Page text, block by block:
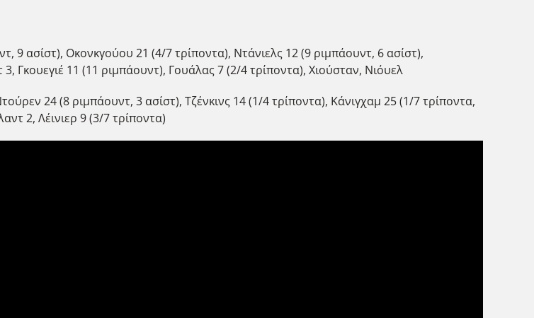
9 ασίστ), Οκονκγούου 21 (4/7 τρίποντα), Ντάνιελς 12 (9 ριμπάουντ, 6 ασίστ),
Γκουεγιέ 11 (11 ριμπάουντ), Γουάλας 7 (2/4 τρίποντα), Χιούσταν, Νιόυελ
24 (8 ριμπάουντ, 3 ασίστ), Τζένκινς 14 (1/4 τρίποντα), Κάνιγχαμ 25 (1/7 τρίποντα,
2, Λέινιερ 9 (3/7 τρίποντα)